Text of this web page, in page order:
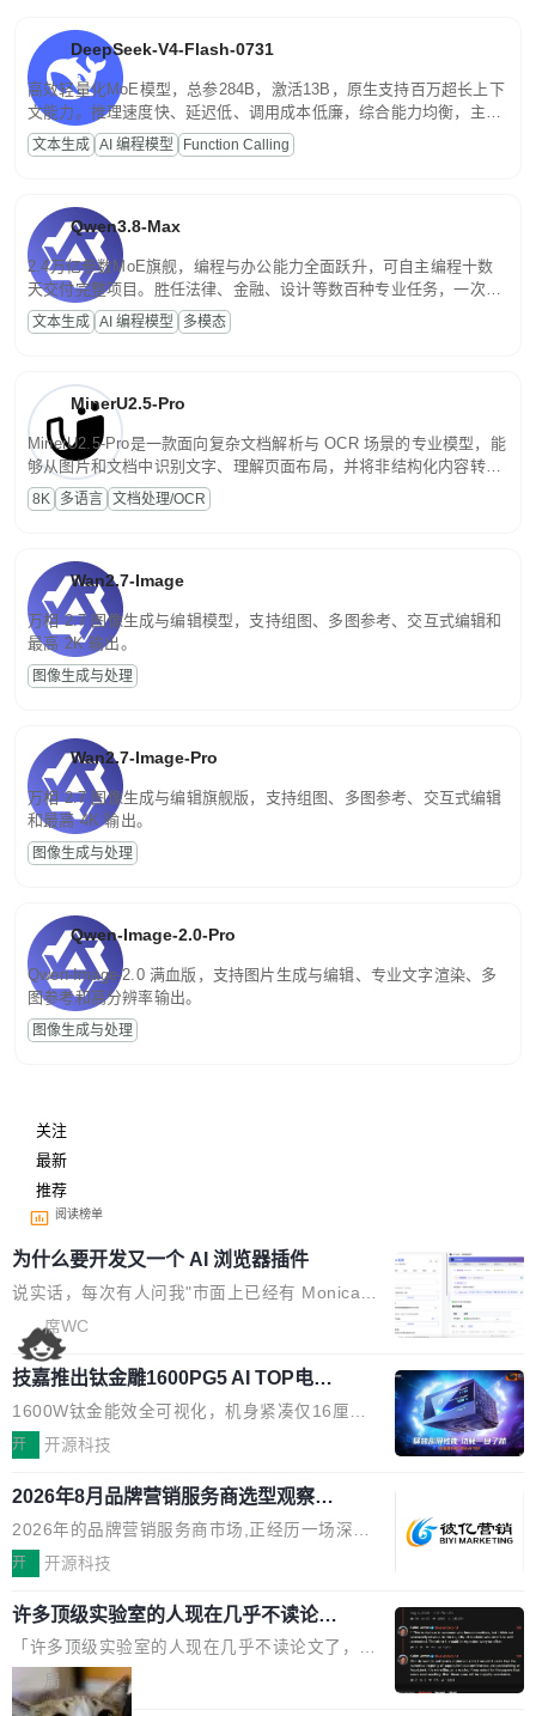
DeepSeek-V4-Flash-0731
高效轻量化MoE模型，总参284B，激活13B，原生支持百万超长上下
文能力。推理速度快、延迟低、调用成本低廉，综合能力均衡，主打
高并发、轻量化任务，适合日常对话、内容创作、基础 RAG、批量
文案处理等普惠刚需场景。
文本生成 AI 编程模型 Function Calling
Qwen3.8-Max
2.4万亿参数MoE旗舰，编程与办公能力全面跃升，可自主编程十数
天交付完整项目。胜任法律、金融、设计等数百种专业任务，一次对
话端到端交付生产级成果。原生视觉理解贯穿规划、执行与验证全流
程，支持超长文档与长视频的深度语义解析。长程任务中自主规划与
文本生成 AI 编程模型 多模态
MinerU2.5-Pro
MinerU2.5-Pro是一款面向复杂文档解析与 OCR 场景的专业模型，能
够从图片和文档中识别文字、理解页面布局，并将非结构化内容转换
为便于存储、检索和二次处理的结构化结果。
8K 多语言 文档处理/OCR
Wan2.7-Image
万相 2.7 图像生成与编辑模型，支持组图、多图参考、交互式编辑和
最高 2K 输出。
图像生成与处理
Wan2.7-Image-Pro
万相 2.7 图像生成与编辑旗舰版，支持组图、多图参考、交互式编辑
和最高 4K 输出。
图像生成与处理
Qwen-Image-2.0-Pro
Qwen-Image-2.0 满血版，支持图片生成与编辑、专业文字渲染、多
图参考和高分辨率输出。
图像生成与处理
关注
最新
推荐
阅读榜单
为什么要开发又一个 AI 浏览器插件
说实话，每次有人问我"市面上已经有 Monica、
Sider、Copilot for Chrome 这些 AI 浏览器插件
了，你为什么还要再做一个"，我都觉得这个问题
问得好。 因为我自己也是从用户变成开发者的。
现有产品的天花板 我用过不少 AI 浏览器插件。
刚开始觉得都挺好——选中一段文字，弹出解
要。但用久了你会发现，它们本质上都是同一类
东西：一个带网页上下文的聊天框。 它们能读取
页面的文本，然后把文本丢给大模型，再返回一
段回答。仅此而已。 这当然有用，但总觉得差点
意思。比如我在一个后台管理系统里，需要填50
个表单字段，每个字段还有联动逻辑；比如我
想...
席WC
技嘉推出钛金雕1600PG5 AI TOP电
源：为发烧级主机与本地AI算力打造旗
舰供电方案
1600W钛金能效全可视化，机身紧凑仅16厘米
继2026台北电脑展首度亮相后，技嘉科技近日正
电源专为发烧级DIY主机与本地AI算力平台打
造，整机长度仅16厘米，提供1600W额定功率
与80PLUS钛金能效；支持ATX 3.1与PCIe 5.1
规范，结合服务器级元件、完善供电线材与内置
实时LCD监控屏，可充分满足当下高阶PC主机
的严苛使用需求。 澎湃功率，紧凑机身 钛金雕1
600PG5 AI TOP具备强悍输出功率，同时实现
机身尺寸大幅精简。整机长度仅16厘米，属于同
开 开源科技
2026年8月品牌营销服务商选型观察：
从流量思维到品牌资产思维的范式转移
2026年的品牌营销服务商市场,正经历一场深刻
的价值重构。全球全案品牌代理机构市场从2025
复合增长率达5.44%,预计2032年将突破120亿美
元。数字广告与公共关系相关服务市场更是从20
25年的8463亿美元扩张至2026年的8763亿美
元。数字的背后是一个清晰的事实——品牌对专
开 开源科技
许多顶级实验室的人现在几乎不读论文
了
「许多顶级实验室的人现在几乎不读论文了，而
且他们认为 ICLR/ICML/NeurIPS 充斥着大量过
度宣传和欺诈。」 OpenAI 研究员 Keller Jorda
局